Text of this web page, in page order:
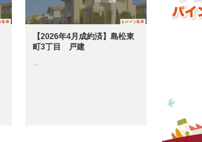
【2026年4月成約済】島松東
町3丁目 戸建
…